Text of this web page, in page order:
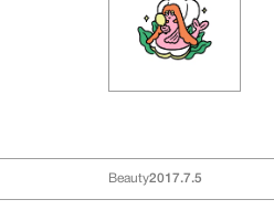
Beauty2017.7.5